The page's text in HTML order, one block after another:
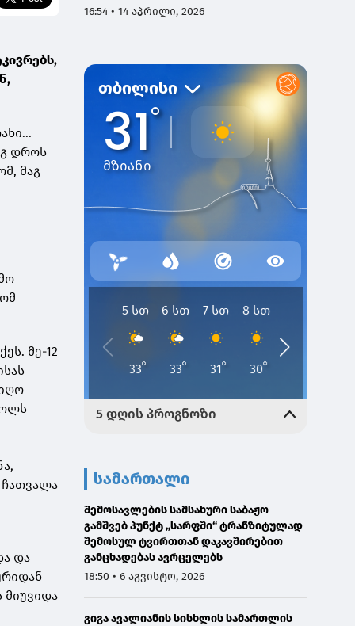
დროს
მაგ
მე-12
ჩათვალა
და
მიუვიდა
16:54 • 14 აპრილი, 2026
სამართალი
შემოსავლების სამსახური საბაჟო
გამშვებ პუნქტ „სარფში“ ტრანზიტულად
შემოსულ ტვირთთან დაკავშირებით
განცხადებას ავრცელებს
18:50 • 6 აგვისტო, 2026
გიგა ავალიანის სისხლის სამართლის